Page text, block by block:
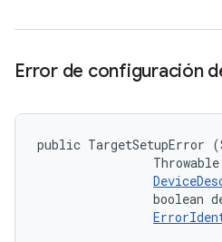
Error de configuración
public TargetSetupError
Throwable
boolean